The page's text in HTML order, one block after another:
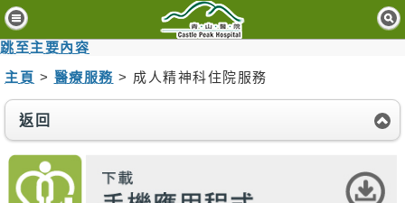
跳至主要內容
主
頁
病
人
與
訪
客
醫
主頁 > 醫療服務 > 成人精神科住院服務
返回